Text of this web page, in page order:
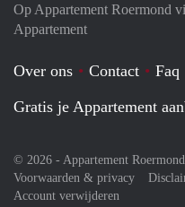
Op Appartement Roermond
Appartement
Over ons Contact Faq
Gratis je Appartement
© 2026 - Appartement
Voorwaarden & privacy
Account verwijderen